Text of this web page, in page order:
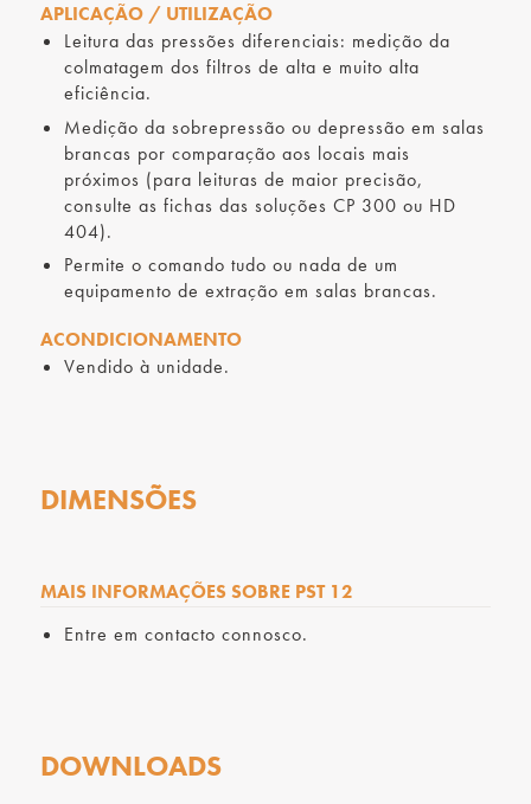
APLICAÇÃO / UTILIZAÇÃO
Leitura das pressões diferenciais: medição da
colmatagem dos filtros de alta e muito alta
eficiência.
Medição da sobrepressão ou depressão em salas
brancas por comparação aos locais mais
próximos (para leituras de maior precisão,
consulte as fichas das soluções CP 300 ou HD
404).
Permite o comando tudo ou nada de um
equipamento de extração em salas brancas.
ACONDICIONAMENTO
Vendido à unidade.
DIMENSÕES
MAIS INFORMAÇÕES SOBRE PST 12
Entre em contacto connosco.
DOWNLOADS